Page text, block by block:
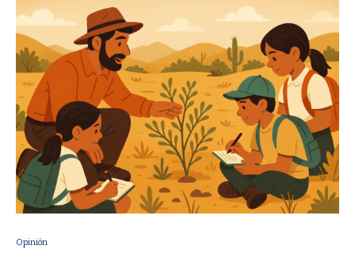
Opinión